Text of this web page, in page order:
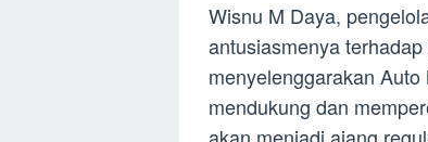
Wisnu M Daya,
antusiasmenya
menyelenggarakan
mendukung dan